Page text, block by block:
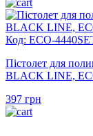
Код: ECO-
Пістолет для
BLACK LINE,
397 грн